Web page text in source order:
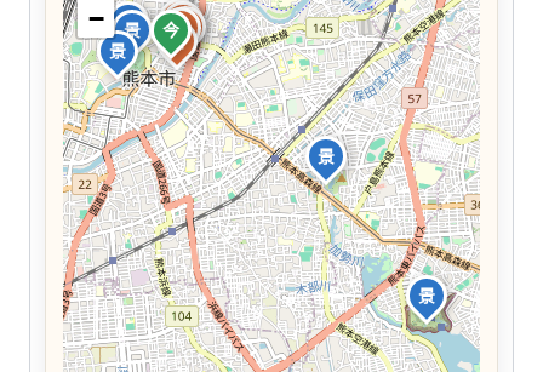
今
景
景
景
景
景
食食
食
食
食
−